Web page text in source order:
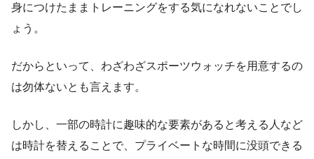
身につけたままトレーニングをする気になれないことでし
ょう。
だからといって、わざわざスポーツウォッチを用意するの
は勿体ないとも言えます。
しかし、一部の時計に趣味的な要素があると考える人など
は時計を替えることで、プライベートな時間に没頭できる